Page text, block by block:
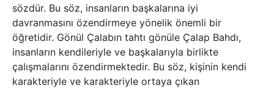
sözdür. Bu söz, insanların başkalarına iyi
davranmasını özendirmeye yönelik önemli bir
öğretidir. Gönül Çalabın tahtı gönüle Çalap Bahdı,
insanların kendileriyle ve başkalarıyla birlikte
çalışmalarını özendirmektedir. Bu söz, kişinin kendi
karakteriyle ve karakteriyle ortaya çıkan